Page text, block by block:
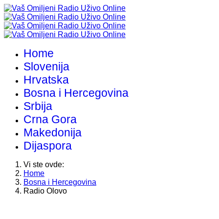
Home
Slovenija
Hrvatska
Bosna i Hercegovina
Srbija
Crna Gora
Makedonija
Dijaspora
Vi ste ovde:
Home
Bosna i Hercegovina
Radio Olovo